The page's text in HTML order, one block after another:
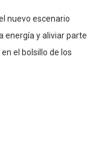
nuevo escenario
energía y aliviar parte
el bolsillo de los